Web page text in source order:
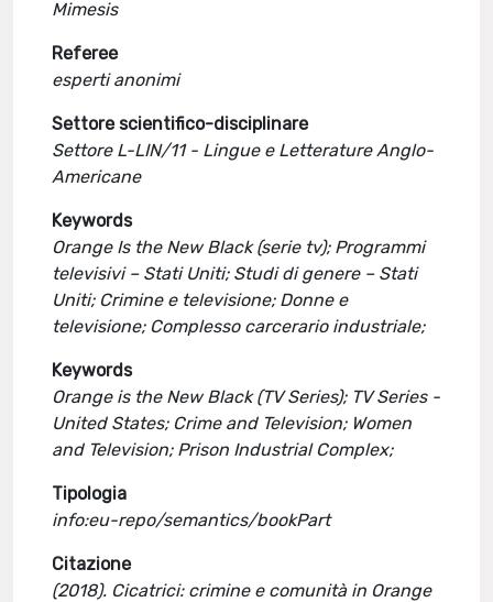
Mimesis
Referee
esperti anonimi
Settore scientifico-disciplinare
Settore L-LIN/11 - Lingue e Letterature Anglo-
Americane
Keywords
Orange Is the New Black (serie tv); Programmi
televisivi – Stati Uniti; Studi di genere – Stati
Uniti; Crimine e televisione; Donne e
televisione; Complesso carcerario industriale;
Keywords
Orange is the New Black (TV Series); TV Series -
United States; Crime and Television; Women
and Television; Prison Industrial Complex;
Tipologia
info:eu-repo/semantics/bookPart
Citazione
(2018). Cicatrici: crimine e comunità in Orange